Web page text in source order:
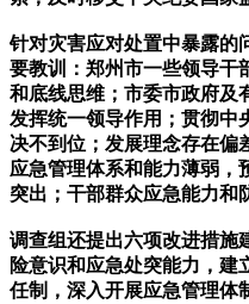
针对灾害应对处置中暴露的
要教训：郑州市一些领导干
和底线思维；市委市政府及
发挥统一领导作用；贯彻中
决不到位；发展理念存在偏
应急管理体系和能力薄弱，
突出；干部群众应急能力和
调查组还提出六项改进措施
险意识和应急处突能力，建
任制，深入开展应急管理体